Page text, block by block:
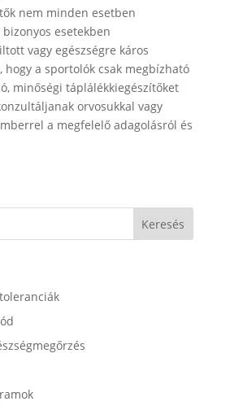
nem minden esetben
esetekben
vagy egészségre káros
hogy a sportolók csak megbízható
minőségi táplálékkiegészítőket
orvosukkal vagy
a megfelelő adagolásról és